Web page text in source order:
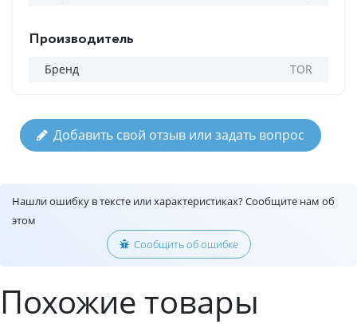
Производитель
Бренд TOR
Добавить свой отзыв или задать вопрос
Нашли ошибку в тексте или характеристиках? Сообщите нам об
этом
Сообщить об ошибке
Похожие товары